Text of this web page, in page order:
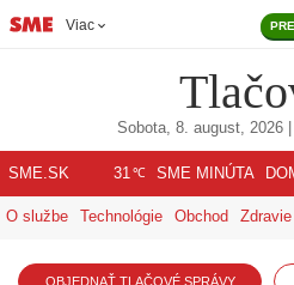
Viac
Sobota, 8. august, 2026|
SME.SK 31℃ SME MINÚTA
O službe Technológie Obchod Zdravie
OBJEDNAŤ TLAČOVÉ SPRÁVY